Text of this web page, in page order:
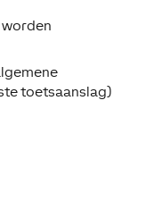
worden
toetsaanslag)